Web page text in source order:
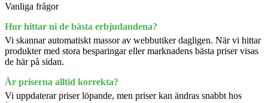
Vanliga frågor
Hur hittar ni de bästa erbjudandena?
Vi skannar automatiskt massor av webbutiker dagligen. När vi hittar
produkter med stora besparingar eller marknadens bästa priser visas
de här på sidan.
Är priserna alltid korrekta?
Vi uppdaterar priser löpande, men priser kan ändras snabbt hos